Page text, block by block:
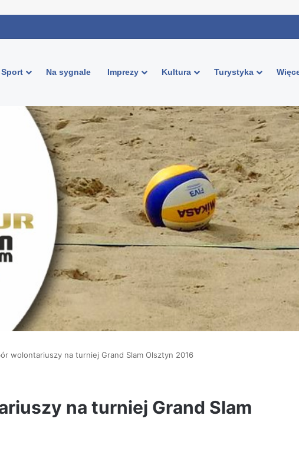
Sport Na sygnale Imprezy Kultura Turystyka
wolontariuszy na turniej Grand Slam Olsztyn 2016
na turniej Grand Slam